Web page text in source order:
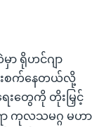
ာ ရိုဟင်ဂျာ
းစက်နေတယ်လို့
းတွေကို တိုးမြှင့်
ကုလသမဂ္ဂ မဟာ